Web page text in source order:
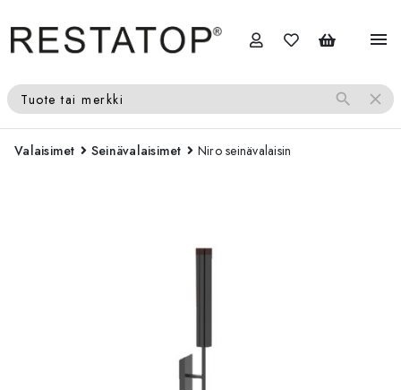
menu
Tuote tai merkki search close
Valaisimet Seinävalaisimet Niro seinävalaisin